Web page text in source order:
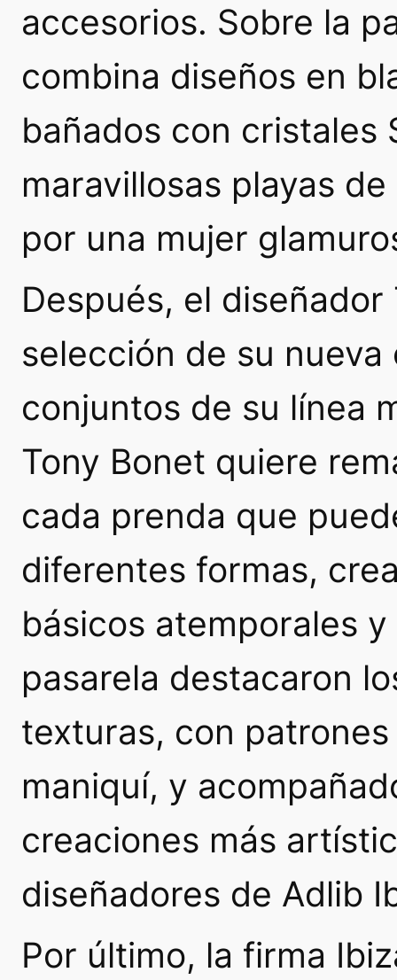
accesorios. Sobre la
combina diseños en
bañados con cristales
maravillosas playas
por una mujer
Después, el
selección de su
conjuntos de su línea
Tony Bonet quiere
cada prenda que
diferentes formas,
básicos atemporales
pasarela destacaron
texturas, con
maniquí, y
creaciones más
diseñadores de Adlib
Por último, la firma